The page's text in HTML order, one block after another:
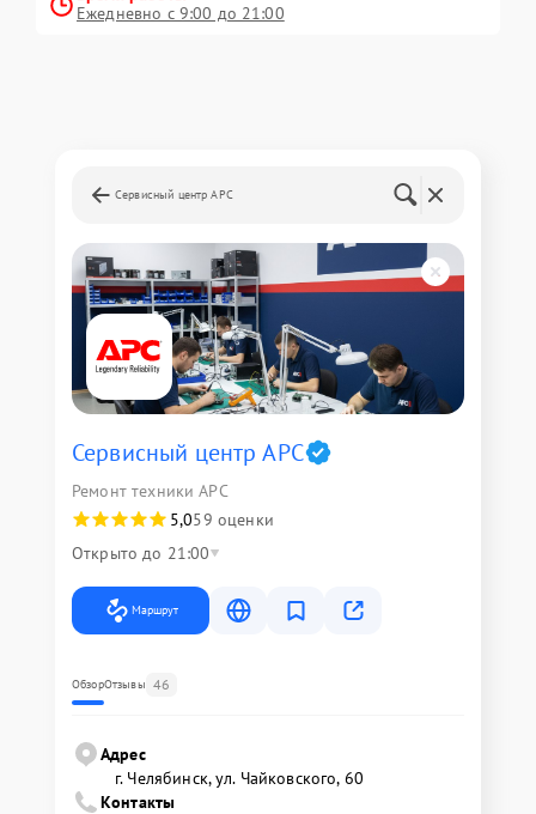
Ежедневно с 9:00 до 21:00
Сервисный центр APC
Сервисный центр APC
Ремонт техники APC
5,059 оценки
Открыто до 21:00
Маршрут
ОбзорОтзывы 46
Адрес
г. Челябинск, ул. Чайковского, 60
Контакты